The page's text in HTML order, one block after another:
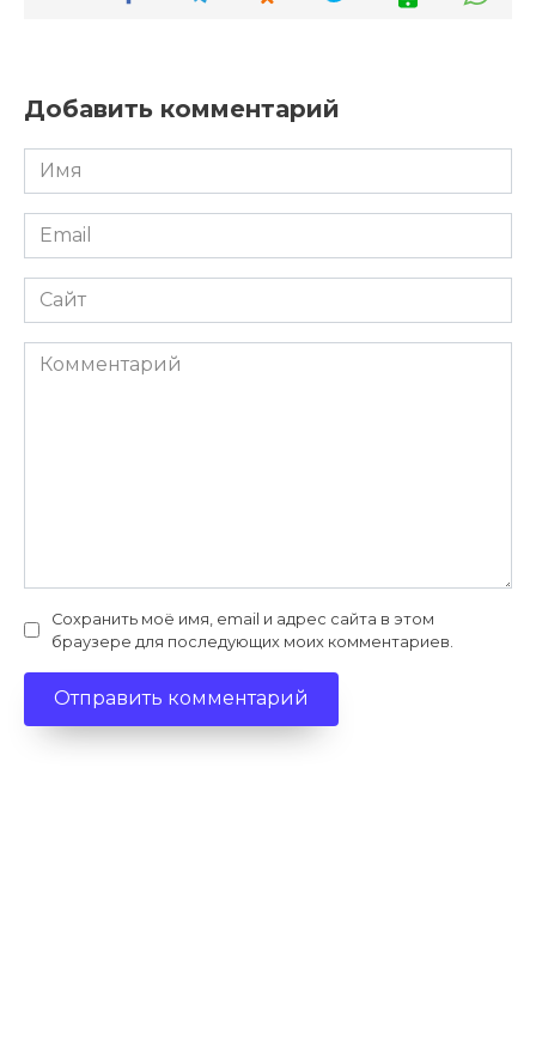
Добавить комментарий
Имя
*
Email
*
Сайт
Комментарий
Сохранить моё имя, email и адрес сайта в этом
браузере для последующих моих комментариев.